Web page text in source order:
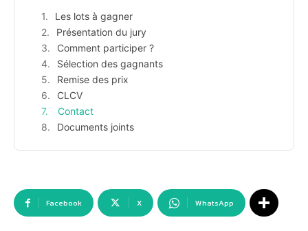
Les lots à gagner
Présentation du jury
Comment participer ?
Sélection des gagnants
Remise des prix
CLCV
Contact
Documents joints
Facebook X WhatsApp